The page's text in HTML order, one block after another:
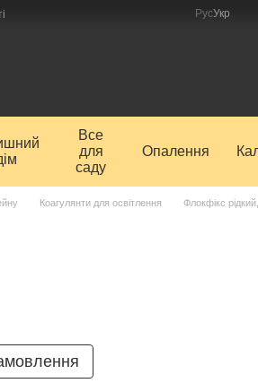
РусУкр
Все
для
саду
Опалення
Коагулянти для освітлення Флокфікс